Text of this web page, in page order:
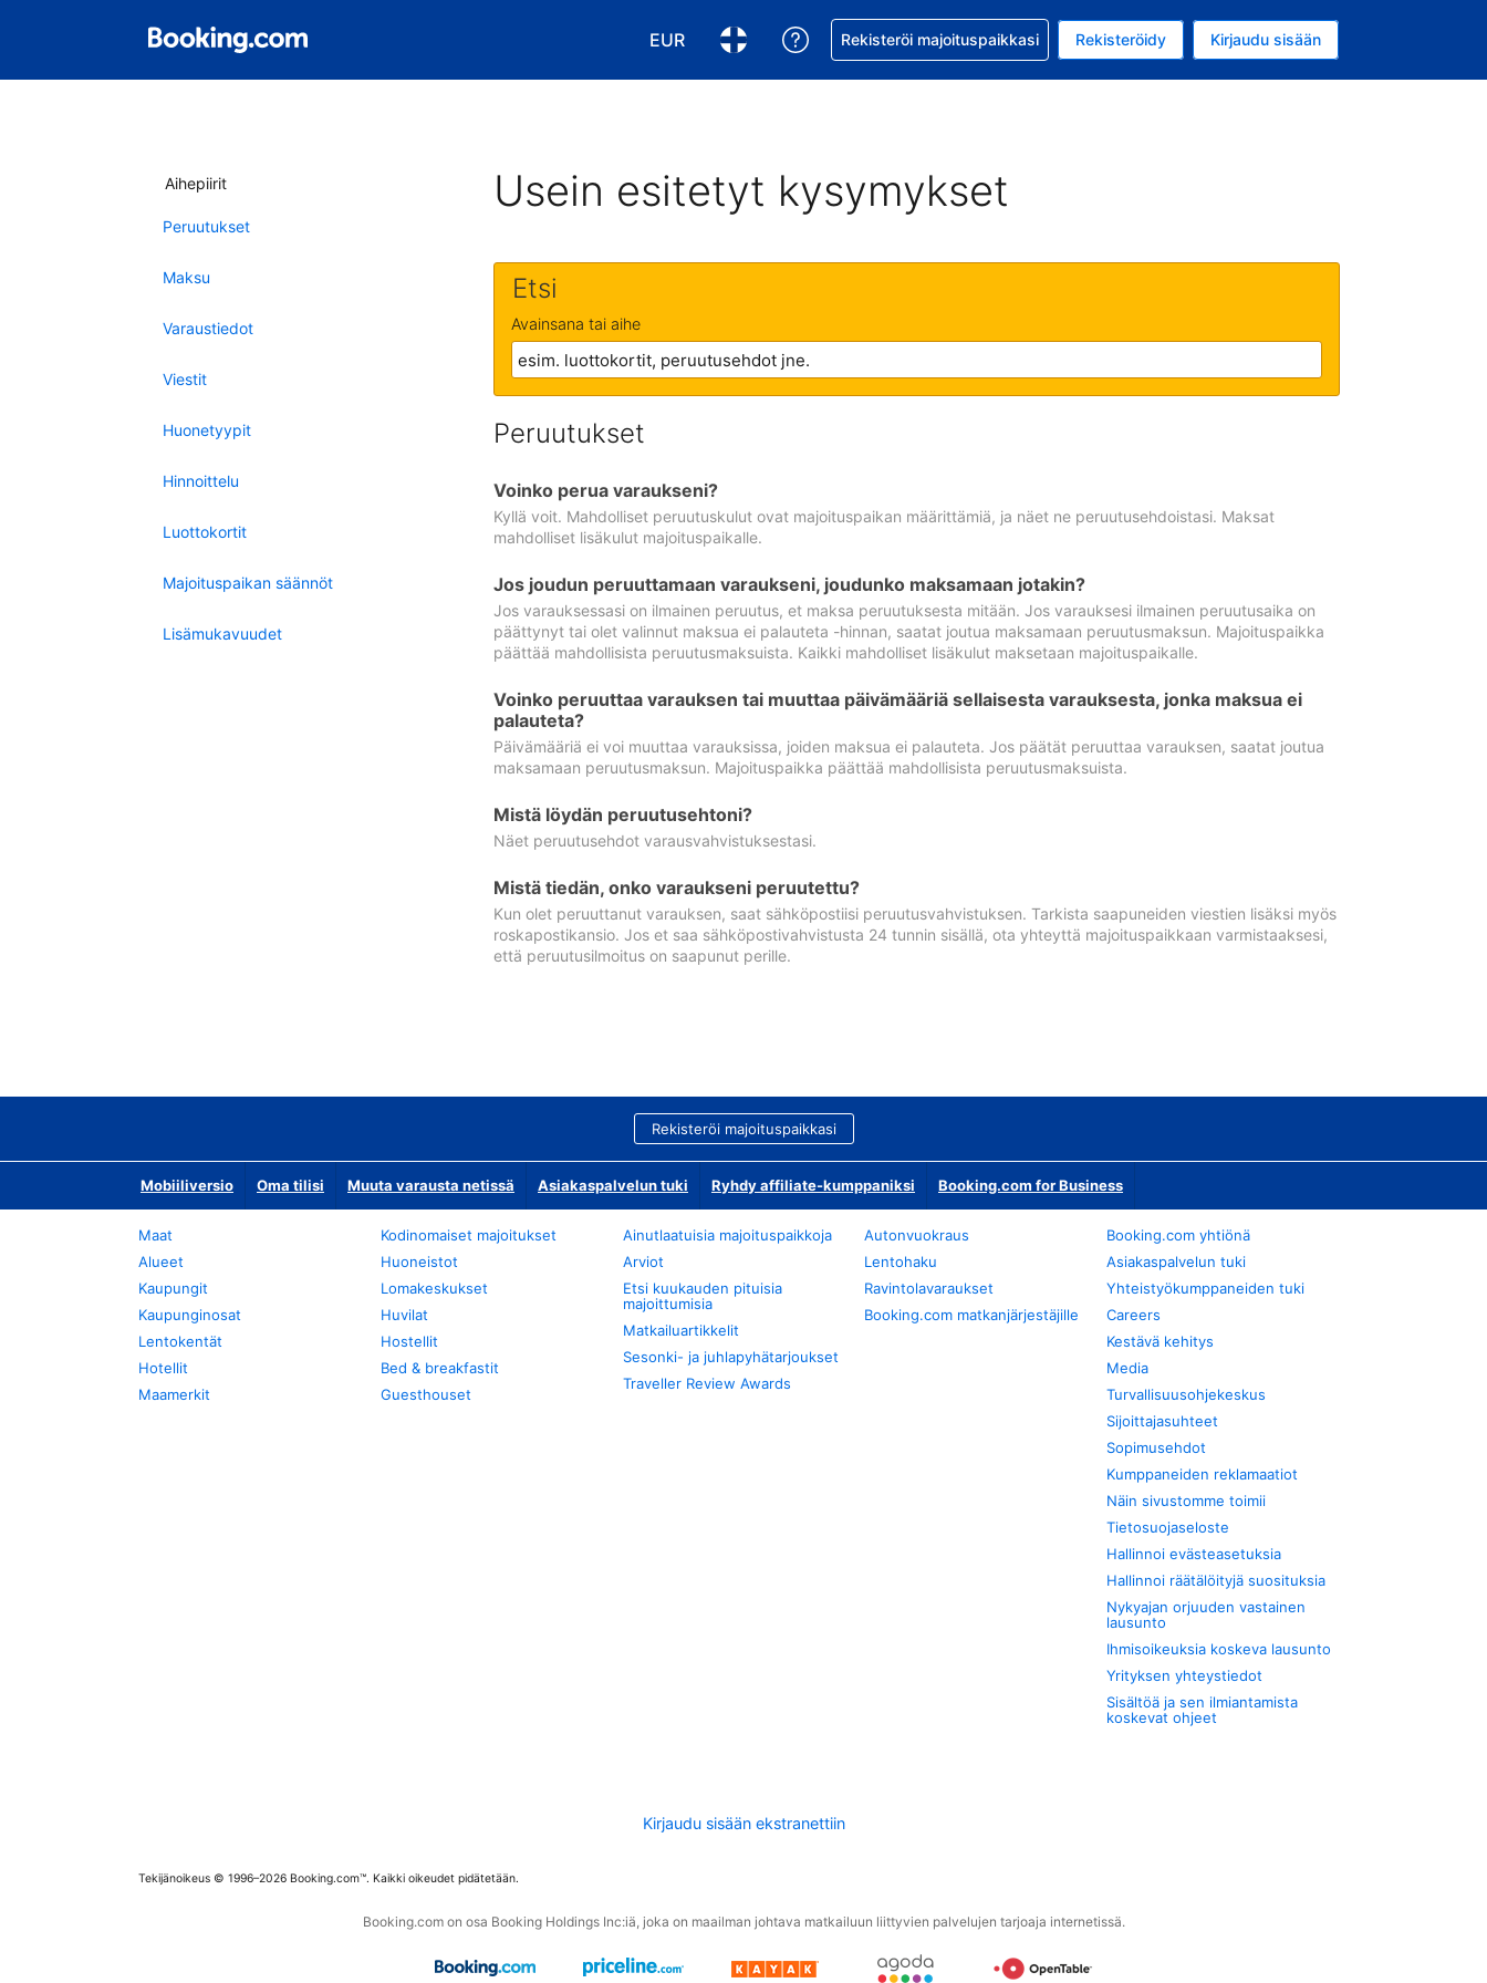
EUR
Valitse valuutta. Tämänhetkinen valuutta on EUR
Valitse kieli. Tämänhetkinen kieli on Suomi
Pyydä apua varauksesi kanssa
Rekisteröi majoituspaikkasi Rekisteröidy Kirjaudu sisään
Aihepiirit
Peruutukset
Maksu
Varaustiedot
Viestit
Huonetyypit
Hinnoittelu
Luottokortit
Majoituspaikan säännöt
Lisämukavuudet
Usein esitetyt kysymykset
Etsi
Avainsana tai aihe
Peruutukset
Voinko perua varaukseni?
Kyllä voit. Mahdolliset peruutuskulut ovat majoituspaikan määrittämiä, ja näet ne peruutusehdoistasi. Maksat
mahdolliset lisäkulut majoituspaikalle.
Jos joudun peruuttamaan varaukseni, joudunko maksamaan jotakin?
Jos varauksessasi on ilmainen peruutus, et maksa peruutuksesta mitään. Jos varauksesi ilmainen peruutusaika on
päättynyt tai olet valinnut maksua ei palauteta -hinnan, saatat joutua maksamaan peruutusmaksun. Majoituspaikka
päättää mahdollisista peruutusmaksuista. Kaikki mahdolliset lisäkulut maksetaan majoituspaikalle.
Voinko peruuttaa varauksen tai muuttaa päivämääriä sellaisesta varauksesta, jonka maksua ei
palauteta?
Päivämääriä ei voi muuttaa varauksissa, joiden maksua ei palauteta. Jos päätät peruuttaa varauksen, saatat joutua
maksamaan peruutusmaksun. Majoituspaikka päättää mahdollisista peruutusmaksuista.
Mistä löydän peruutusehtoni?
Näet peruutusehdot varausvahvistuksestasi.
Mistä tiedän, onko varaukseni peruutettu?
Kun olet peruuttanut varauksen, saat sähköpostiisi peruutusvahvistuksen. Tarkista saapuneiden viestien lisäksi myös
roskapostikansio. Jos et saa sähköpostivahvistusta 24 tunnin sisällä, ota yhteyttä majoituspaikkaan varmistaaksesi,
että peruutusilmoitus on saapunut perille.
Rekisteröi majoituspaikkasi
Mobiiliversio Oma tilisi Muuta varausta netissä Asiakaspalvelun tuki Ryhdy affiliate-kumppaniksi Booking.com for Business
Maat
Alueet
Kaupungit
Kaupunginosat
Lentokentät
Hotellit
Maamerkit
Kodinomaiset majoitukset
Huoneistot
Lomakeskukset
Huvilat
Hostellit
Bed & breakfastit
Guesthouset
Ainutlaatuisia majoituspaikkoja
Arviot
Etsi kuukauden pituisia
majoittumisia
Matkailuartikkelit
Sesonki- ja juhlapyhätarjoukset
Traveller Review Awards
Autonvuokraus
Lentohaku
Ravintolavaraukset
Booking.com matkanjärjestäjille
Booking.com yhtiönä
Asiakaspalvelun tuki
Yhteistyökumppaneiden tuki
Careers
Kestävä kehitys
Media
Turvallisuusohjekeskus
Sijoittajasuhteet
Sopimusehdot
Kumppaneiden reklamaatiot
Näin sivustomme toimii
Tietosuojaseloste
Hallinnoi evästeasetuksia
Hallinnoi räätälöityjä suosituksia
Nykyajan orjuuden vastainen
lausunto
Ihmisoikeuksia koskeva lausunto
Yrityksen yhteystiedot
Sisältöä ja sen ilmiantamista
koskevat ohjeet
Kirjaudu sisään ekstranettiin
Tekijänoikeus © 1996–2026 Booking.com™. Kaikki oikeudet pidätetään.
Booking.com on osa Booking Holdings Inc:iä, joka on maailman johtava matkailuun liittyvien palvelujen tarjoaja internetissä.